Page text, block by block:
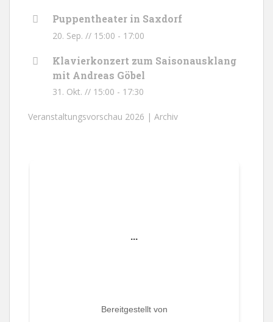
Puppentheater in Saxdorf
20. Sep. // 15:00 - 17:00
Klavierkonzert zum Saisonausklang
mit Andreas Göbel
31. Okt. // 15:00 - 17:30
Veranstaltungsvorschau 2026 | Archiv